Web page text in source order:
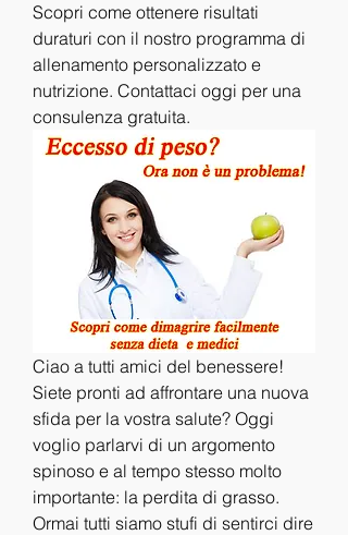
Scopri come ottenere risultati
duraturi con il nostro programma di
allenamento personalizzato e
nutrizione. Contattaci oggi per una
consulenza gratuita.
Ciao a tutti amici del benessere!
Siete pronti ad affrontare una nuova
sfida per la vostra salute? Oggi
voglio parlarvi di un argomento
spinoso e al tempo stesso molto
importante: la perdita di grasso.
Ormai tutti siamo stufi di sentirci dire